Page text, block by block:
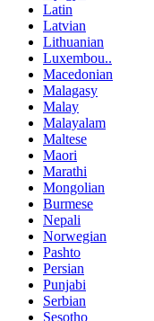
Latin
Latvian
Lithuanian
Luxembou..
Macedonian
Malagasy
Malay
Malayalam
Maltese
Maori
Marathi
Mongolian
Burmese
Nepali
Norwegian
Pashto
Persian
Punjabi
Serbian
Sesotho